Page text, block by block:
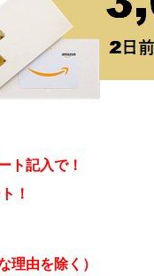
ト記入で！
！
由を除く）